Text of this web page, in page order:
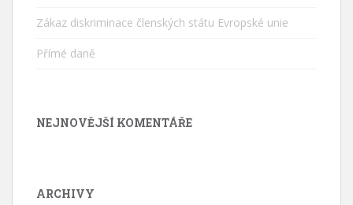
Zákaz diskriminace členských státu Evropské unie
Přímé daně
NEJNOVĚJŠÍ KOMENTÁŘE
ARCHIVY